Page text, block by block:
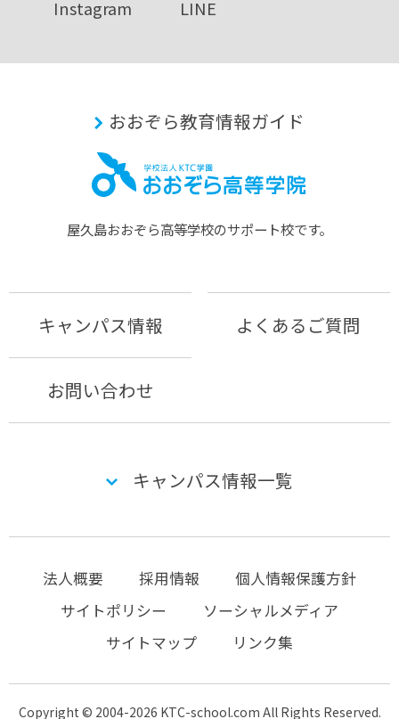
Instagram LINE
おおぞら教育情報ガイド
屋久島おおぞら⾼等学校のサポート校です。
キャンパス情報 よくあるご質問
お問い合わせ
キャンパス情報一覧
法人概要 採用情報
個人情報保護方針
サイトポリシー
ソーシャルメディア
サイトマップ
リンク集
Copyright © 2004-2026 KTC-school.com All Rights Reserved.